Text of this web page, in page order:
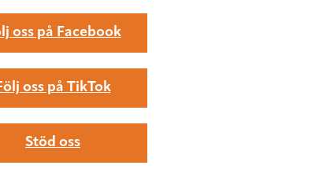
oss på Facebook
oss på TikTok
Stöd oss